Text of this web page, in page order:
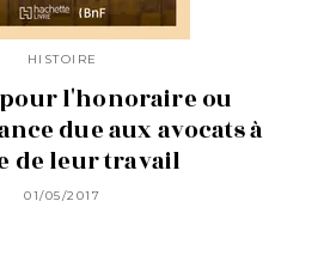
HISTOIRE
l'honoraire ou
due aux avocats à
de leur travail
01/05/2017